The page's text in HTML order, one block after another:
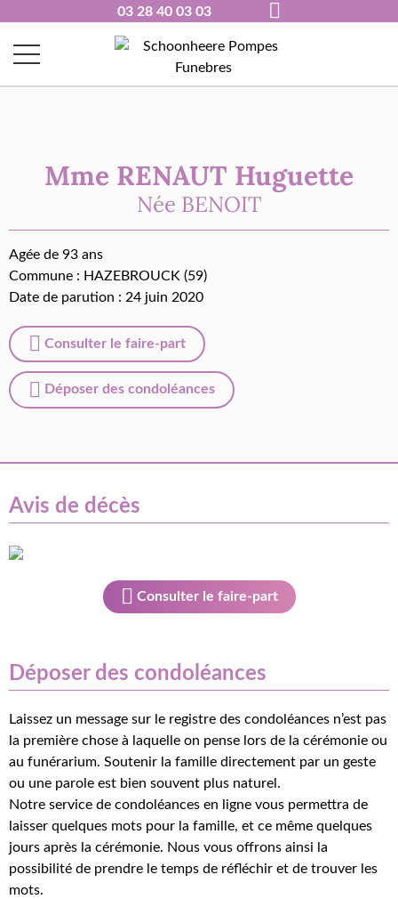
03 28 40 03 03
Mme RENAUT Huguette
Née BENOIT
Agée de 93 ans
Commune : HAZEBROUCK (59)
Date de parution : 24 juin 2020
Consulter le faire-part
Déposer des condoléances
Avis de décès
Consulter le faire-part
Déposer des condoléances
Laissez un message sur le registre des condoléances n’est pas
la première chose à laquelle on pense lors de la cérémonie ou
au funérarium. Soutenir la famille directement par un geste
ou une parole est bien souvent plus naturel.
Notre service de condoléances en ligne vous permettra de
laisser quelques mots pour la famille, et ce même quelques
jours après la cérémonie. Nous vous offrons ainsi la
possibilité de prendre le temps de réfléchir et de trouver les
mots.